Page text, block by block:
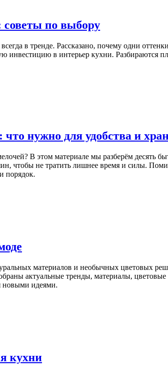
по выбору
в тренде. Рассказано, почему одни
инвестицию в интерьер кухни.
нужно для удобства и
В этом материале мы разберём десять
чтобы не тратить лишнее время и силы.
порядок.
материалов и необычных цветовых
актуальные тренды, материалы,
новыми идеями.
кухни